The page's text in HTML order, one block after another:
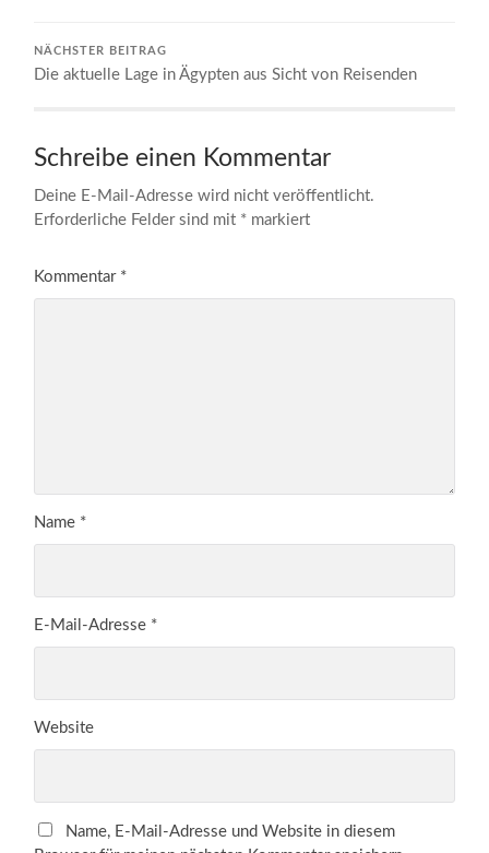
NÄCHSTER BEITRAG
Die aktuelle Lage in Ägypten aus Sicht von Reisenden
Schreibe einen Kommentar
Deine E-Mail-Adresse wird nicht veröffentlicht.
Erforderliche Felder sind mit * markiert
Kommentar *
Name *
E-Mail-Adresse *
Website
Name, E-Mail-Adresse und Website in diesem